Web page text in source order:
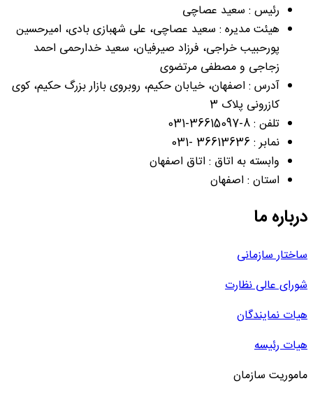
رئیس : سعید عصاچی
هیئت مدیره : سعید عصاچی، علی شهبازی بادی، امیرحسین
پورحبیب خراجی، فرزاد صیرفیان، سعید خدارحمی احمد
زجاجی و مصطفی مرتضوی
آدرس : اصفهان، خیابان حکیم، روبروی بازار بزرگ حکیم، کوی
کازرونی پلاک 3
تلفن : 8-36615097-031
نمابر : 36613636 -031
وابسته به اتاق : اتاق اصفهان
استان : اصفهان
درباره ما
ساختار سازمانی
شورای عالی نظارت
هیات نمایندگان
هیات رئیسه
ماموریت سازمان